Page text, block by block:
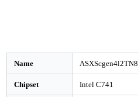
Name ASXScgen4l2TN8
Chipset Intel C741